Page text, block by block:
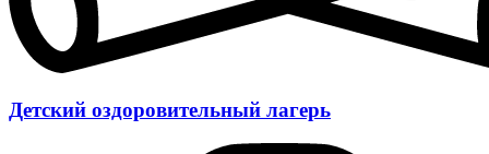
Детский оздоровительный лагерь